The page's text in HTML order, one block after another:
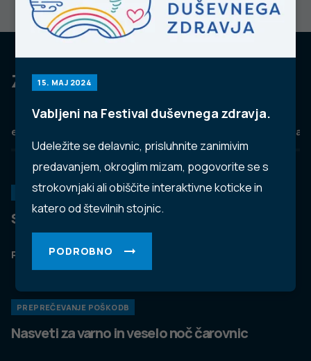
15. MAJ 2024
Vabljeni na Festival duševnega zdravja.
Udeležite se delavnic, prisluhnite zanimivim
predavanjem, okroglim mizam, pogovorite se s
strokovnjaki ali obiščite interaktivne koticke in
katero od številnih stojnic.
PODROBNO
Za dobro javno zdravje
eZdravje
KORONAVIRUS
Spremljanje okužb s SARS-CoV-2 (covid-19)
PODROBNO
PREPREČEVANJE POŠKODB
Nasveti za varno in veselo noč čarovnic